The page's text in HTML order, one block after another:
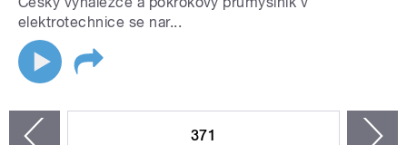
elektrotechnice se nar...
371